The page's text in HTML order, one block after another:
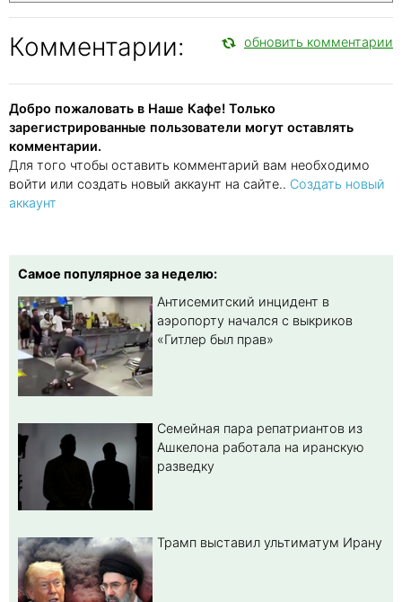
Комментарии: обновить комментарии
Добро пожаловать в Наше Кафе! Только
зарегистрированные пользователи могут оставлять
комментарии.
Для того чтобы оставить комментарий вам необходимо
войти или создать новый аккаунт на сайте.. Создать новый
аккаунт
Самое популярное за неделю:
Антисемитский инцидент в
аэропорту начался с выкриков
«Гитлер был прав»
Семейная пара репатриантов из
Ашкелона работала на иранскую
разведку
Трамп выставил ультиматум Ирану